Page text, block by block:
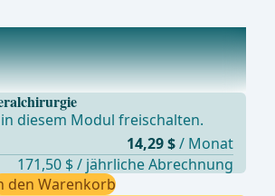
diesem Modul freischalten.
14,29 $ / Monat
171,50 $ / jährliche Abrechnung
den Warenkorb